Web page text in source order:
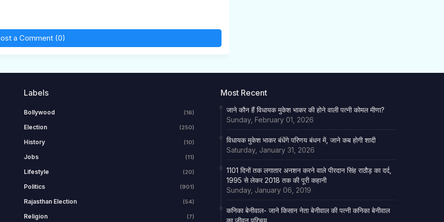
a Comment (0)
Labels
Bollywood (16)
Election (250)
History (10)
Jobs (11)
Lifestyle (20)
Politics (901)
Rajasthan Election (54)
Religion (7)
Most Recent
जाने कौन हैं विधायक मुकेश भाकर की होने वाली पत्नी कोमल मीणा?
Sunday, February 01, 2026
विधायक मुकेश भाकर बंधेंगे परिणय बंधन में, जाने कब होगी शादी
Saturday, January 31, 2026
1101 दिनों तक लगातार अनशन करने वाले पीरदान सिंह राठौड़ का दर्द,
1995 से लेकर 2018 तक की पूरी कहानी
Sunday, January 06, 2019
कनिका बेनीवाल- जाने किसान नेता बेनीवाल की पत्नी कनिका बेनीवाल
का जीवन परिचय